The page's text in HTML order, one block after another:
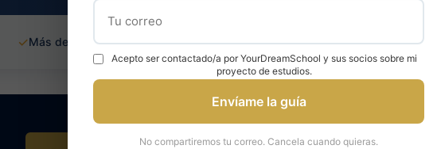
✓Más de 1000 estudiantes✓95% tasa de admisión✓Expertos en
Acepto ser contactado/a por YourDreamSchool y sus socios sobre mi
proyecto de estudios.
Envíame la guía
No compartiremos tu correo. Cancela cuando quieras.